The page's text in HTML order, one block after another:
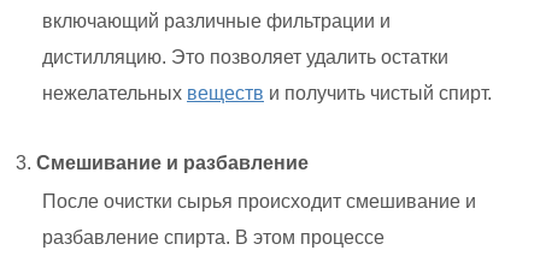
включающий различные фильтрации и
дистилляцию. Это позволяет удалить остатки
нежелательных веществ и получить чистый спирт.
Смешивание и разбавление
После очистки сырья происходит смешивание и
разбавление спирта. В этом процессе